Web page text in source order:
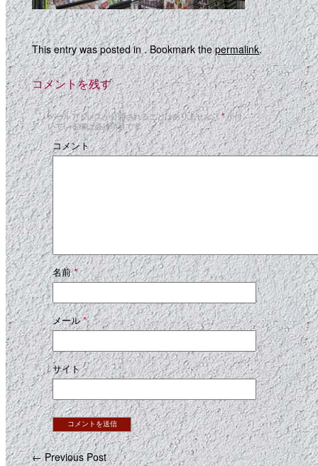
This entry was posted in . Bookmark thepermalink.
コメントを残す
メールアドレスが公開されることはありません。*が付
いている欄は必須項目です
コメント
名前*
メール*
サイト
← Previous Post